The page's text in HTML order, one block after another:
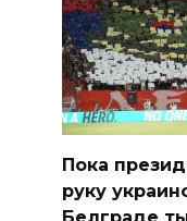
Пока
руку
Белграде